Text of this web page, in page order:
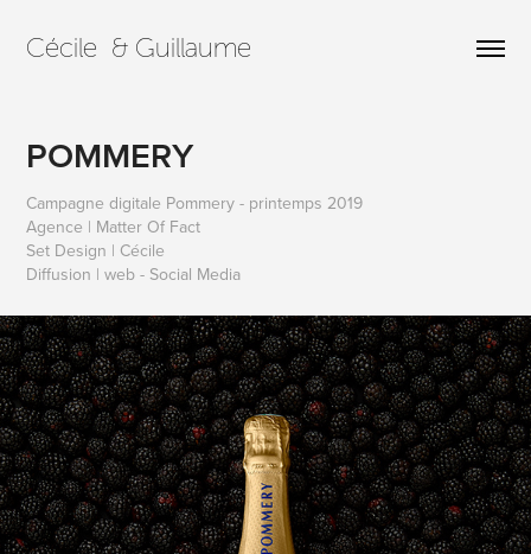
Cécile  & Guillaume
POMMERY
Campagne digitale Pommery - printemps 2019
Agence | Matter Of Fact
Set Design | Cécile
Diffusion | web - Social Media